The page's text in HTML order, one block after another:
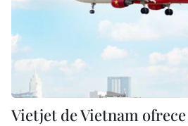
Vietjet de Vietnam